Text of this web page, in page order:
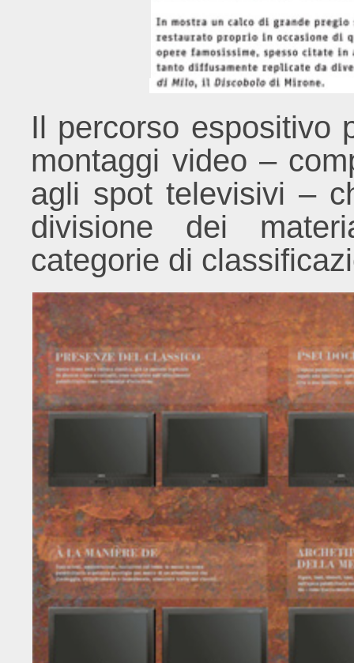
Il percorso espositivo
montaggi video –
agli spot televisivi –
divisione dei
categorie di